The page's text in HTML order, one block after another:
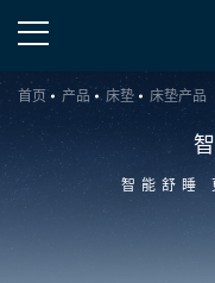
首页 产品 床垫 床垫产品